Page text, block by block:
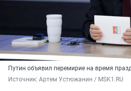
Путин объявил перемирие на время
Источник: Артем Устюжанин / MSK1.RU